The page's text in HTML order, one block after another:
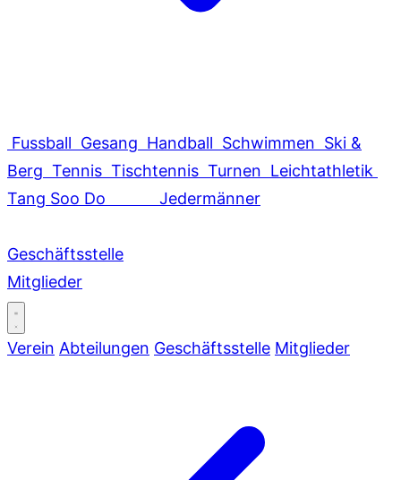
Fussball Gesang Handball Schwimmen Ski &
Berg Tennis Tischtennis Turnen Leichtathletik
Tang Soo Do
Jedermänner
Geschäftsstelle
Mitglieder
Verein Abteilungen Geschäftsstelle Mitglieder